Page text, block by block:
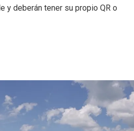
y deberán tener su propio QR o